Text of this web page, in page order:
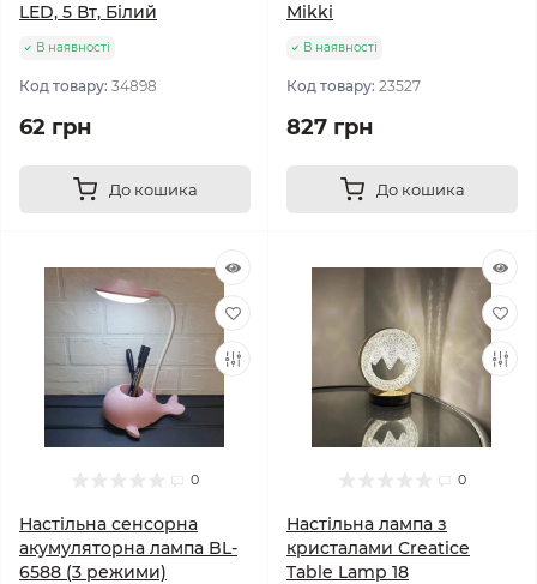
LED, 5 Вт, Білий
В наявності
Код товару: 34898
62 грн
До кошика
Mikki
В наявності
Код товару: 23527
827 грн
До кошика
0
Настільна сенсорна
акумуляторна лампа BL-
6588 (3 режими)
0
Настільна лампа з
кристалами Creatice
Table Lamp 18